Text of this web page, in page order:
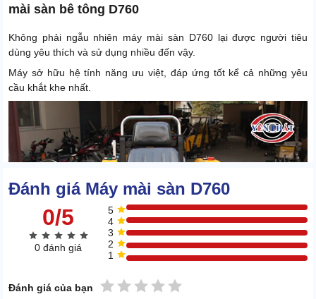
mài sàn bê tông D760
Không phải ngẫu nhiên máy mài sàn D760 lại được người tiêu
dùng yêu thích và sử dụng nhiều đến vậy.
Máy sở hữu hệ tính năng ưu việt, đáp ứng tốt kể cả những yêu
cầu khắt khe nhất.
Đánh giá Máy mài sàn D760
0/5
0 đánh giá
5
4
3
2
1
Đánh giá của bạn 5 sao
4 sao
3 sao
2 sao
1 sao